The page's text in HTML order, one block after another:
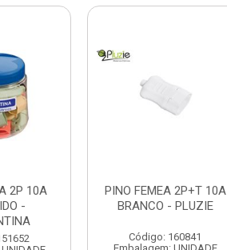
2P 10A
-
PINO FEMEA 2P+T 10A
BRANCO - PLUZIE
Código: 160841